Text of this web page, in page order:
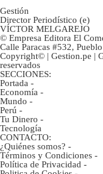
Gestión
Director Periodístico (e)
VÍCTOR MELGAREJO
© Empresa Editora El
Calle Paracas #532,
Copyright© | Gestion.pe |
reservados
SECCIONES:
Portada -
Economía -
Mundo -
Perú -
Tu Dinero -
Tecnología
CONTACTO:
¿Quiénes somos? -
Términos y Condiciones -
Política de Privacidad -